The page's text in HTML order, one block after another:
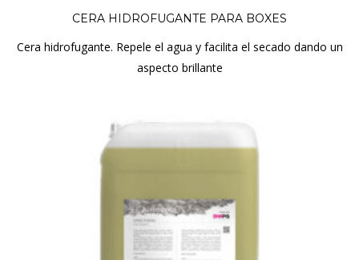
CERA HIDROFUGANTE PARA BOXES
Cera hidrofugante. Repele el agua y facilita el secado dando un
aspecto brillante